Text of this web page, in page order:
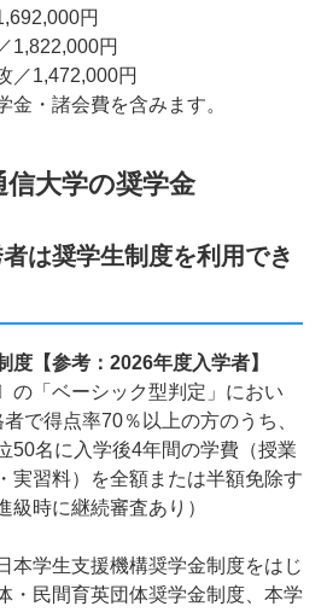
円
1,822,000円
／1,472,000円
・諸会費を含みます。
信大学の奨学金
は奨学生制度を利用でき
度【参考：2026年度入学者】
の「ベーシック型判定」におい
で得点率70％以上の方のうち、
50名に入学後4年間の学費（授業
実習料）を全額または半額免除す
級時に継続審査あり）
本学生支援機構奨学金制度をはじ
・民間育英団体奨学金制度、本学